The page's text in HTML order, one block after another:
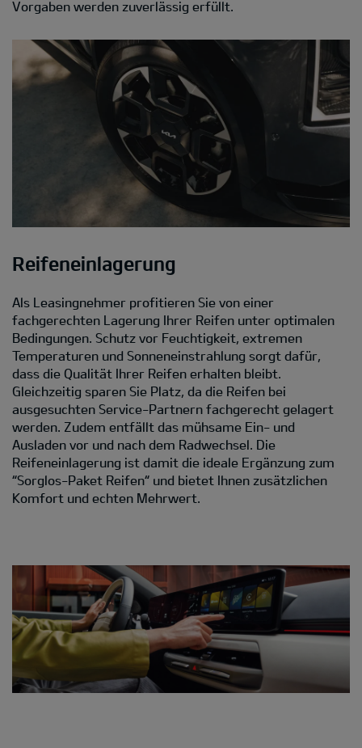
Vorgaben werden zuverlässig erfüllt.
Reifeneinlagerung
Als Leasingnehmer profitieren Sie von einer
fachgerechten Lagerung Ihrer Reifen unter optimalen
Bedingungen. Schutz vor Feuchtigkeit, extremen
Temperaturen und Sonneneinstrahlung sorgt dafür,
dass die Qualität Ihrer Reifen erhalten bleibt.
Gleichzeitig sparen Sie Platz, da die Reifen bei
ausgesuchten Service-Partnern fachgerecht gelagert
werden. Zudem entfällt das mühsame Ein- und
Ausladen vor und nach dem Radwechsel. Die
Reifeneinlagerung ist damit die ideale Ergänzung zum
“Sorglos-Paket Reifen“ und bietet Ihnen zusätzlichen
Komfort und echten Mehrwert.